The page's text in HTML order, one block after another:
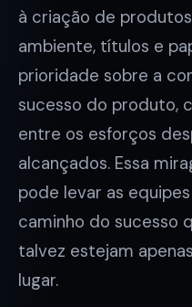
à criação de
ambiente, títulos e
prioridade sobre a
sucesso do produto,
entre os esforços
alcançados. Essa
pode levar as
caminho do sucesso
talvez estejam
lugar.